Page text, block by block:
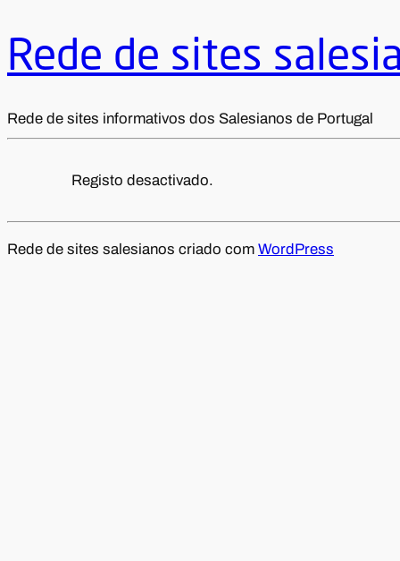
Rede de sites
Rede de sites informativos dos Salesianos de Portugal
Registo desactivado.
Rede de sites salesianos criado comWordPress